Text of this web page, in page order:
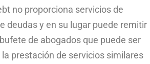
no proporciona servicios de
deudas y en su lugar puede remitir
de abogados que puede ser
prestación de servicios similares